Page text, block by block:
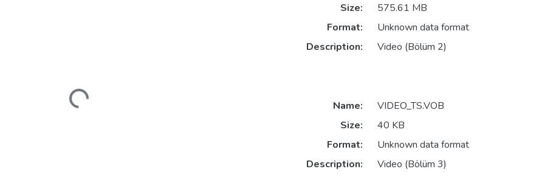
Loading...
Size:
575.61 MB
Format:
Unknown data format
Description:
Video (Bölüm 2)
Name:
VIDEO_TS.VOB
Size:
40 KB
Format:
Unknown data format
Description:
Video (Bölüm 3)